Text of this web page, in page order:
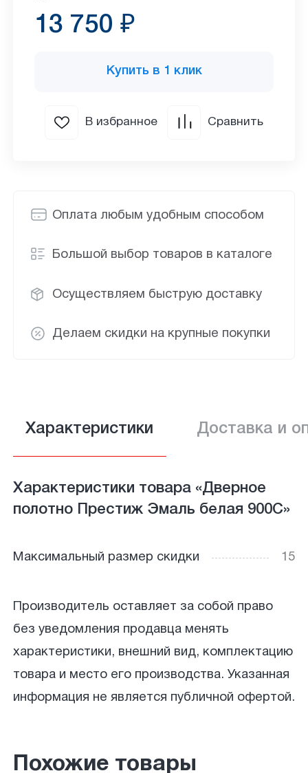
Оплата любым удобным способом
Большой выбор товаров в каталоге
Осуществляем быструю доставку
Делаем скидки на крупные покупки
13 750 ₽
Купить в 1 клик
В избранное Сравнить
Характеристики Доставка и
Характеристики товара «Дверное
полотно Престиж Эмаль белая 900С»
Максимальный размер скидки 15
Производитель оставляет за собой право
без уведомления продавца менять
характеристики, внешний вид, комплектацию
товара и место его производства. Указанная
информация не является публичной офертой.
Похожие товары